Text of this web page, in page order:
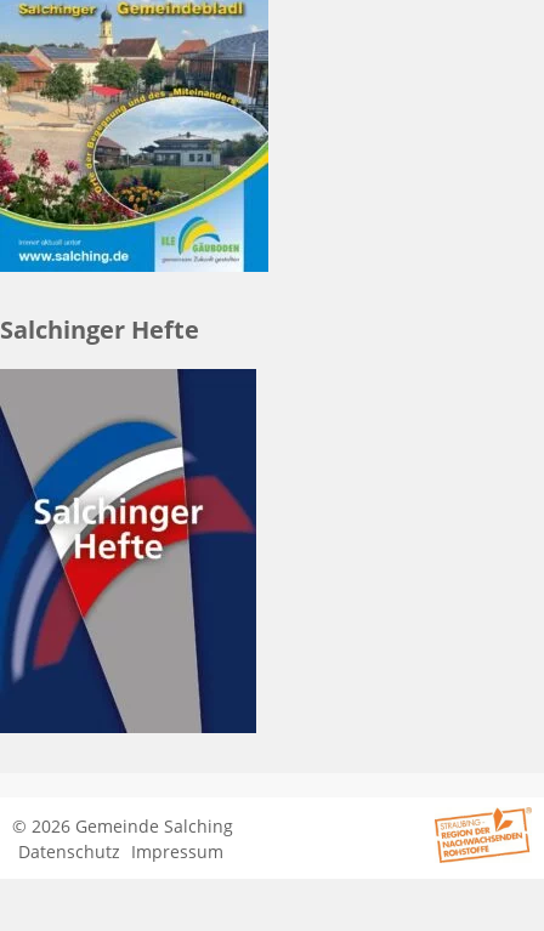
Salchinger Hefte
© 2026 Gemeinde Salching
Datenschutz Impressum